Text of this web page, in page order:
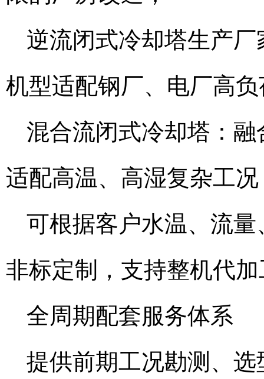
逆流闭式冷却塔生产
机型适配钢厂、电厂高
混合流闭式冷却塔：
适配高温、高湿复杂工
可根据客户水温、流
非标定制，支持整机代
全周期配套服务体系
提供前期工况勘测、